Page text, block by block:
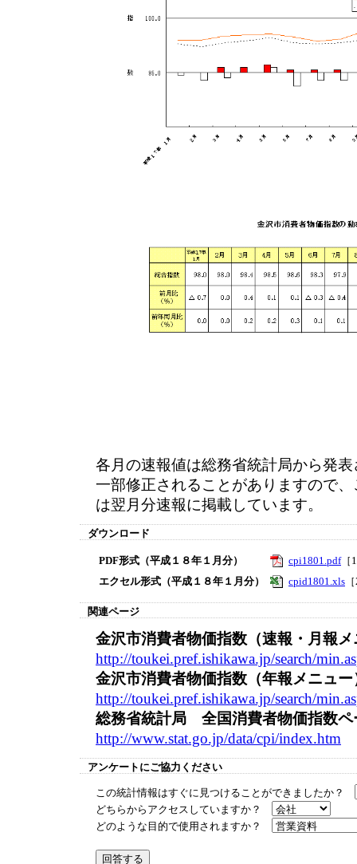
各月の速報値は総務省統計局から発
一部修正されることがありますので
は翌月分速報に掲載しています。
ダウンロード
PDF形式（平成１８年１月分） cpi1801.pdf［
エクセル形式（平成１８年１月分）
cpid1801.xls
関連ページ
金沢市消費者物価指数（速報・月報
http://toukei.pref.ishikawa.jp/search/
金沢市消費者物価指数（年報メニュー
http://toukei.pref.ishikawa.jp/search/
総務省統計局 全国消費者物価指数ペ
http://www.stat.go.jp/data/cpi/index.htm
アンケートにご協力ください
この統計情報はすぐに見つけることができましたか？
どちらからアクセスしていますか？
どのような目的で使用されますか？